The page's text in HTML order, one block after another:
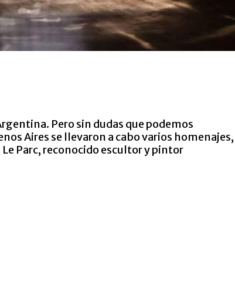
Pero sin dudas que podemos
Aires se llevaron a cabo varios homenajes,
Parc, reconocido escultor y pintor